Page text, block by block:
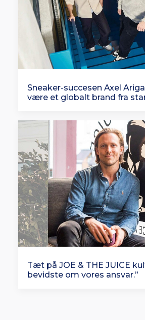
Sneaker-succesen Axel
være et globalt brand fra
Tæt på JOE & THE JUICE
bevidste om vores ansvar.”